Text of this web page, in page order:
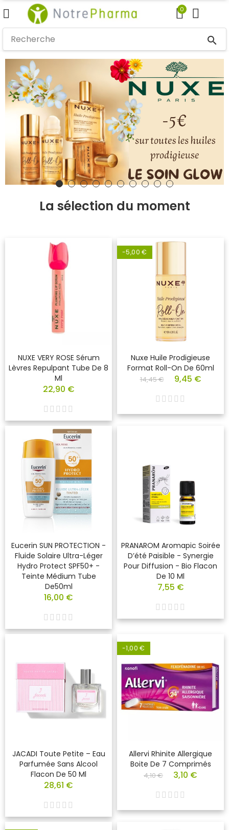
0
search
La sélection du moment
NUXE VERY ROSE Sérum
Lèvres Repulpant Tube De 8
Ml
22,90 €
-5,00 €
Nuxe Huile Prodigieuse
Format Roll-On De 60ml
14,45 € 9,45 €
Eucerin SUN PROTECTION -
Fluide Solaire Ultra-Léger
Hydro Protect SPF50+ -
Teinte Médium Tube
De50ml
16,00 €
PRANAROM Aromapic Soirée
D’été Paisible - Synergie
Pour Diffusion - Bio Flacon
De 10 Ml
7,55 €
JACADI Toute Petite – Eau
Parfumée Sans Alcool
Flacon De 50 Ml
28,61 €
-1,00 €
Allervi Rhinite Allergique
Boite De 7 Comprimés
4,10 € 3,10 €